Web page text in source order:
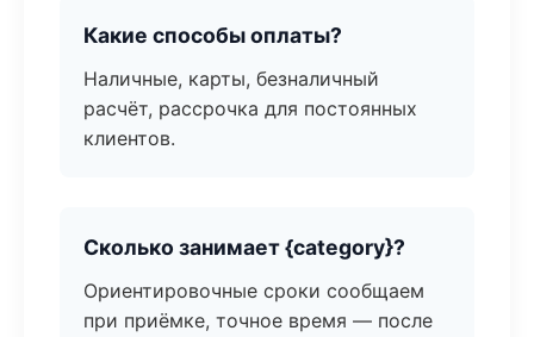
Какие способы оплаты?
Наличные, карты, безналичный
расчёт, рассрочка для постоянных
клиентов.
Сколько занимает {category}?
Ориентировочные сроки сообщаем
при приёмке, точное время — после